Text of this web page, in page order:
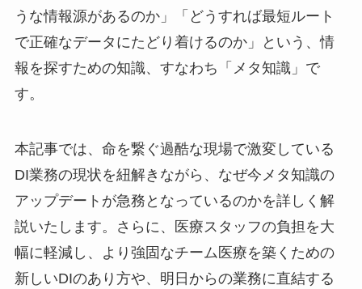
うな情報源があるのか」「どうすれば最短ルート
で正確なデータにたどり着けるのか」という、情
報を探すための知識、すなわち「メタ知識」で
す。
本記事では、命を繋ぐ過酷な現場で激変している
DI業務の現状を紐解きながら、なぜ今メタ知識の
アップデートが急務となっているのかを詳しく解
説いたします。さらに、医療スタッフの負担を大
幅に軽減し、より強固なチーム医療を築くための
新しいDIのあり方や、明日からの業務に直結する